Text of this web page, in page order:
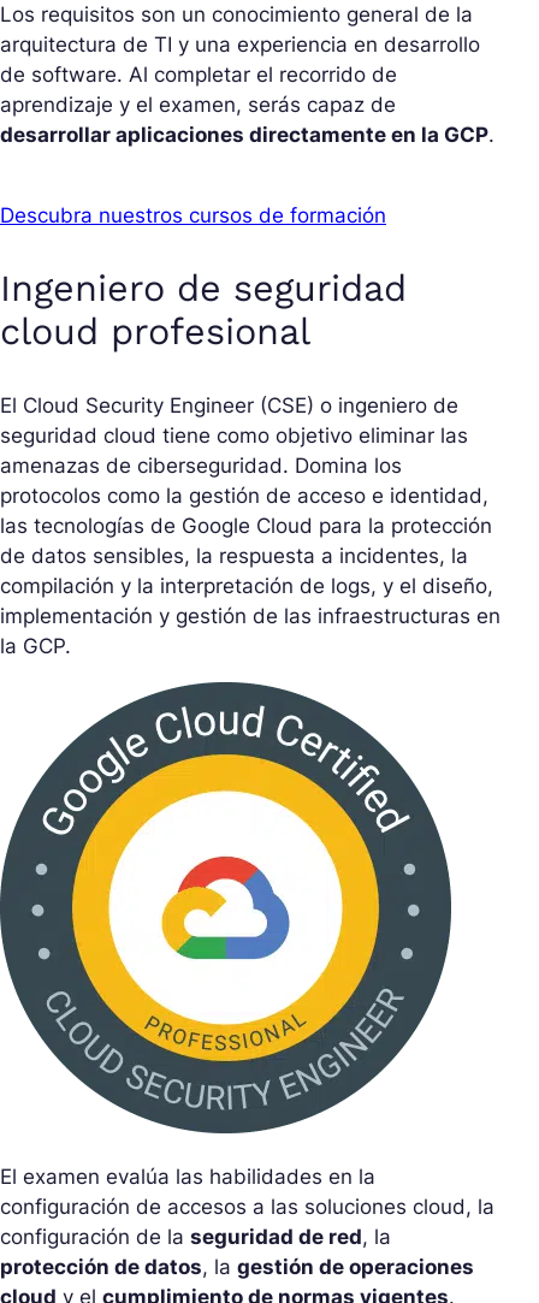
Los requisitos son un conocimiento general de la
arquitectura de TI y una experiencia en desarrollo
de software. Al completar el recorrido de
aprendizaje y el examen, serás capaz de
desarrollar aplicaciones directamente en la GCP.
Descubra nuestros cursos de formación
Ingeniero de seguridad
cloud profesional
El Cloud Security Engineer (CSE) o ingeniero de
seguridad cloud tiene como objetivo eliminar las
amenazas de ciberseguridad. Domina los
protocolos como la gestión de acceso e identidad,
las tecnologías de Google Cloud para la protección
de datos sensibles, la respuesta a incidentes, la
compilación y la interpretación de logs, y el diseño,
implementación y gestión de las infraestructuras en
la GCP.
El examen evalúa las habilidades en la
configuración de accesos a las soluciones cloud, la
configuración de la seguridad de red, la
protección de datos, la gestión de operaciones
cloud y el cumplimiento de normas vigentes.